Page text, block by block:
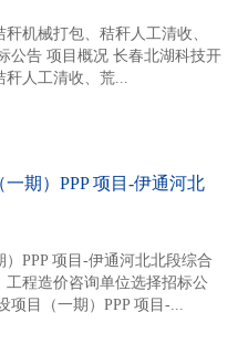
机械打包、秸秆人工清收、
公告 项目概况 长春北湖科技开
人工清收、荒...
期）PPP 项目-伊通河北
PPP 项目-伊通河北北段综合
程造价咨询单位选择招标公
目（一期）PPP 项目-...